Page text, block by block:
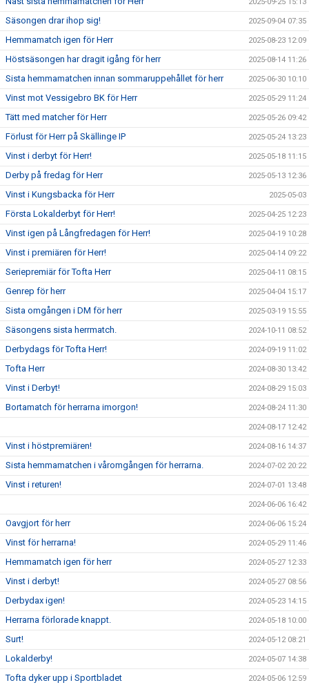
Säsongen drar ihop sig! 2025-09-04 07:35
Hemmamatch igen för Herr 2025-08-23 12:09
Höstsäsongen har dragit igång för herr 2025-08-14 11:26
Sista hemmamatchen innan sommaruppehållet för herr 2025-06-30 10:10
Vinst mot Vessigebro BK för Herr 2025-05-29 11:24
Tätt med matcher för Herr 2025-05-26 09:42
Förlust för Herr på Skällinge IP 2025-05-24 13:23
Vinst i derbyt för Herr! 2025-05-18 11:15
Derby på fredag för Herr 2025-05-13 12:36
Vinst i Kungsbacka för Herr 2025-05-03
Första Lokalderbyt för Herr! 2025-04-25 12:23
Vinst igen på Långfredagen för Herr! 2025-04-19 10:28
Vinst i premiären för Herr! 2025-04-14 09:22
Seriepremiär för Tofta Herr 2025-04-11 08:15
Genrep för herr 2025-04-04 15:17
Sista omgången i DM för herr 2025-03-19 15:55
Säsongens sista herrmatch. 2024-10-11 08:52
Derbydags för Tofta Herr! 2024-09-19 11:02
Tofta Herr 2024-08-30 13:42
Vinst i Derbyt! 2024-08-29 15:03
Bortamatch för herrarna imorgon! 2024-08-24 11:30
2024-08-17 12:42
Vinst i höstpremiären! 2024-08-16 14:37
Sista hemmamatchen i våromgången för herrarna. 2024-07-02 20:22
Vinst i returen! 2024-07-01 13:48
2024-06-06 16:42
Oavgjort för herr 2024-06-06 15:24
Vinst för herrarna! 2024-05-29 11:46
Hemmamatch igen för herr 2024-05-27 12:33
Vinst i derbyt! 2024-05-27 08:56
Derbydax igen! 2024-05-23 14:15
Herrarna förlorade knappt. 2024-05-18 10:00
Surt! 2024-05-12 08:21
Lokalderby! 2024-05-07 14:38
Tofta dyker upp i Sportbladet 2024-05-06 12:59